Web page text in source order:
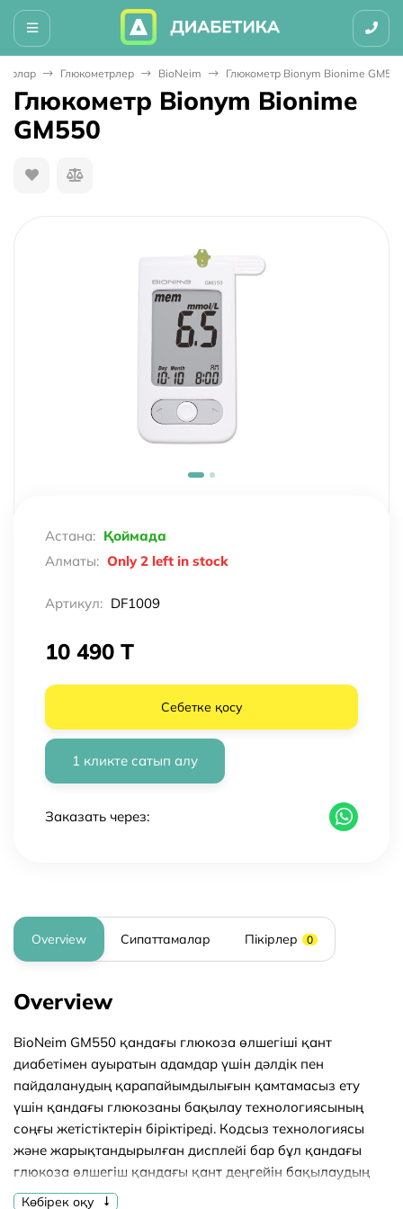
Глюкометрлер BioNeim Глюкометр Bionym Bionime GM550
Глюкометр Bionym Bionime
GM550
Астана: Қоймада
Алматы: Only 2 left in stock
Артикул: DF1009
10 490 T
Себетке қосу
1 кликте сатып алу
Заказать через:
Overview Сипаттамалар Пікірлер 0
Overview
BioNeim GM550 қандағы глюкоза өлшегіші қант
диабетімен ауыратын адамдар үшін дәлдік пен
пайдаланудың қарапайымдылығын қамтамасыз ету
үшін қандағы глюкозаны бақылау технологиясының
соңғы жетістіктерін біріктіреді. Кодсыз технологиясы
және жарықтандырылған дисплейі бар бұл қандағы
глюкоза өлшегіш қандағы қант деңгейін бақылаудың
таптырмас көмекшісі болып табылады.
Көбірек оқу